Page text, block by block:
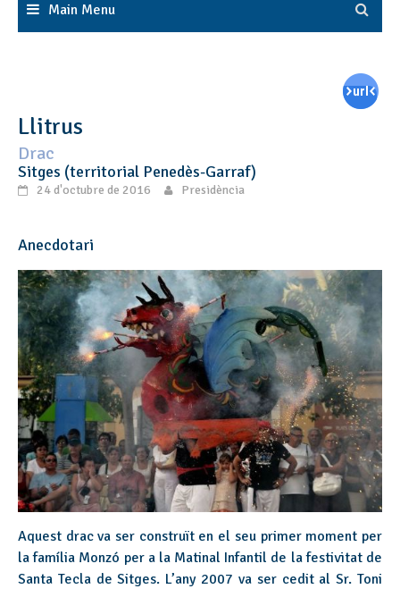
Main Menu
Llitrus
Drac
Sitges (territorial Penedès-Garraf)
24 d'octubre de 2016 Presidència
Anecdotari
Aquest drac va ser construït en el seu primer moment per
la família Monzó per a la Matinal Infantil de la festivitat de
Santa Tecla de Sitges. L’any 2007 va ser cedit al Sr. Toni